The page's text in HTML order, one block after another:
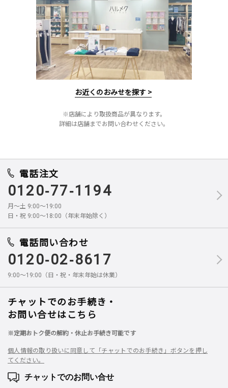
お近くのおみせを探す >
※店舗により取扱商品が異なります。
詳細は店舗までお問い合わせください。
電話注文
0120-77-1194
月～土 9:00～19:00
日・祝 9:00～18:00（年末年始除く）
電話問い合わせ
0120-02-8617
9:00～19:00（日・祝・年末年始は休業）
チャットでのお手続き・
お問い合せはこちら
※定期おトク便の解約・休止お手続き可能です
個人情報の取り扱いに同意して「チャットでのお手続き」ボタンを押し
てください。
チャットでのお問い合せ